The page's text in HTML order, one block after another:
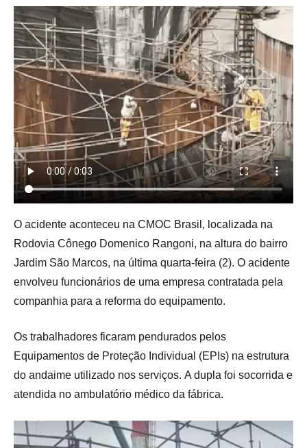
O acidente aconteceu na CMOC Brasil, localizada na
Rodovia Cônego Domenico Rangoni, na altura do bairro
Jardim São Marcos, na última quarta-feira (2). O acidente
envolveu funcionários de uma empresa contratada pela
companhia para a reforma do equipamento.
Os trabalhadores ficaram pendurados pelos
Equipamentos de Proteção Individual (EPIs) na estrutura
do andaime utilizado nos serviços. A dupla foi socorrida e
atendida no ambulatório médico da fábrica.